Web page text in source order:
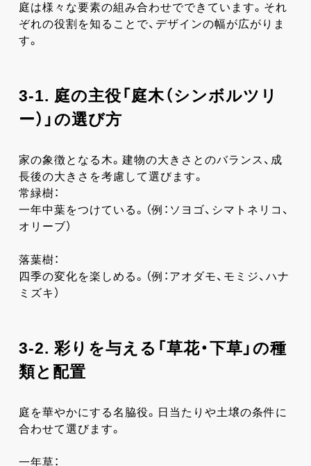
庭は様々な要素の組み合わせでできています。それ
ぞれの役割を知ることで、デザインの幅が広がりま
す。
3-1. 庭の主役「庭木（シンボルツリ
ー）」の選び方
家の象徴となる木。建物の大きさとのバランス、成
長後の大きさを考慮して選びます。
常緑樹：
一年中葉をつけている。（例：ソヨゴ、シマトネリコ、
オリーブ）
落葉樹：
四季の変化を楽しめる。（例：アオダモ、モミジ、ハナ
ミズキ）
3-2. 彩りを与える「草花・下草」の種
類と配置
庭を華やかにする名脇役。日当たりや土壌の条件に
合わせて選びます。
一年草：